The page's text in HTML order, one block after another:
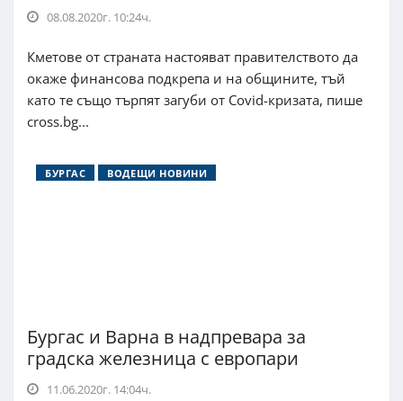
08.08.2020г. 10:24ч.
Кметове от страната настояват правителството да
окаже финансова подкрепа и на общините, тъй
като те също търпят загуби от Covid-кризата, пише
cross.bg...
БУРГАС ВОДЕЩИ НОВИНИ
Бургас и Варна в надпревара за
градска железница с европари
11.06.2020г. 14:04ч.